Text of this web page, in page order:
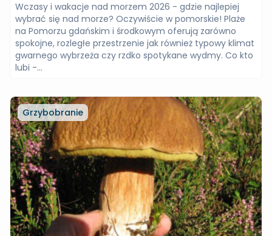
Wczasy i wakacje nad morzem 2026 - gdzie najlepiej
wybrać się nad morze? Oczywiście w pomorskie! Plaże
na Pomorzu gdańskim i środkowym oferują zarówno
spokojne, rozległe przestrzenie jak również typowy klimat
gwarnego wybrzeża czy rzdko spotykane wydmy. Co kto
lubi -...
Grzybobranie